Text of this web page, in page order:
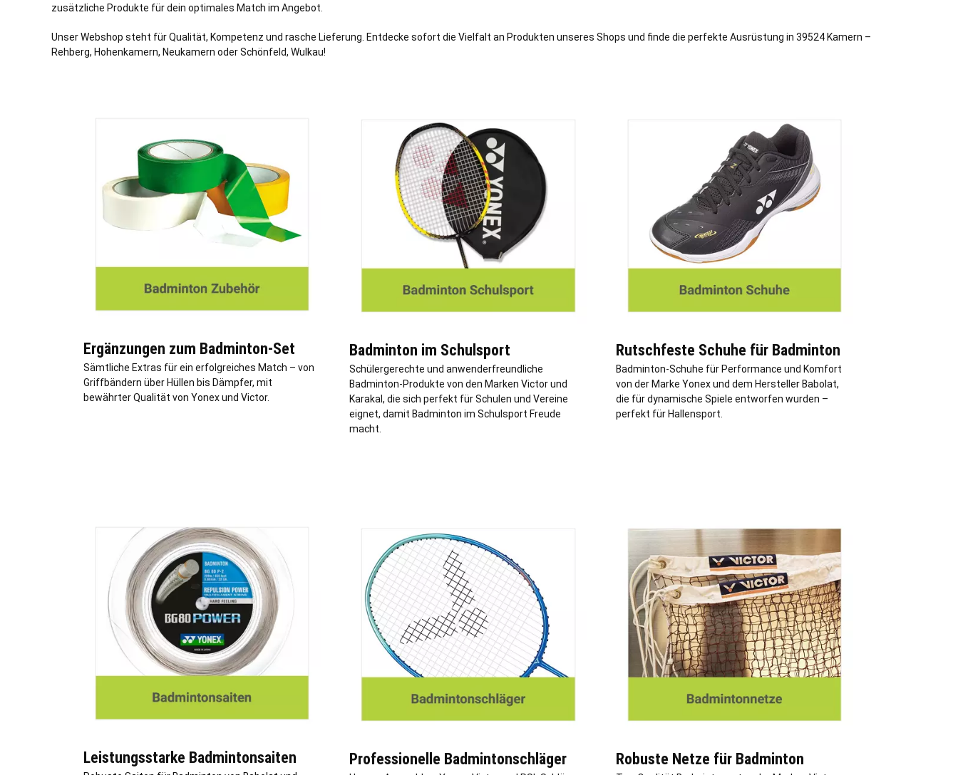
zusätzliche Produkte für dein optimales Match im Angebot.
Unser Webshop steht für Qualität, Kompetenz und rasche Lieferung. Entdecke sofort die Vielfalt an Produkten unseres Shops und finde die perfekte Ausrüstung in 39524 Kamern –
Rehberg, Hohenkamern, Neukamern oder Schönfeld, Wulkau!
Ergänzungen zum Badminton-Set
Sämtliche Extras für ein erfolgreiches Match – von
Griffbändern über Hüllen bis Dämpfer, mit
bewährter Qualität von Yonex und Victor.
Badminton im Schulsport
Schülergerechte und anwenderfreundliche
Badminton-Produkte von den Marken Victor und
Karakal, die sich perfekt für Schulen und Vereine
eignet, damit Badminton im Schulsport Freude
macht.
Rutschfeste Schuhe für Badminton
Badminton-Schuhe für Performance und Komfort
von der Marke Yonex und dem Hersteller Babolat,
die für dynamische Spiele entworfen wurden –
perfekt für Hallensport.
Leistungsstarke Badmintonsaiten Professionelle Badmintonschläger Robuste Netze für Badminton